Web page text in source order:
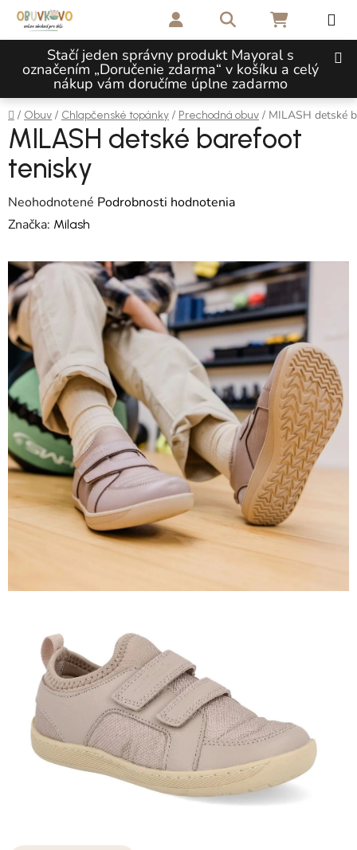
Prejsť na obsah
Stačí jeden správny produkt Mayoral s
označením „Doručenie zdarma“ v košíku a celý
nákup vám doručíme úplne zadarmo
Hľadať NÁKUPNÝ
Domov
/ Obuv / Chlapčenské topánky / Prechodná obuv / MILASH detské
MILASH detské barefoot
tenisky
Priemerné hodnotenie produktu je 0,0 z 5 hviezdičiek.
Neohodnotené Podrobnosti hodnotenia
Značka: Milash